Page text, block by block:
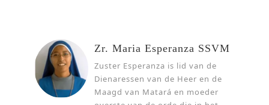
Zr. Maria Esperanza SSVM
Zuster Esperanza is lid van de
Dienaressen van de Heer en de
Maagd van Matará en moeder